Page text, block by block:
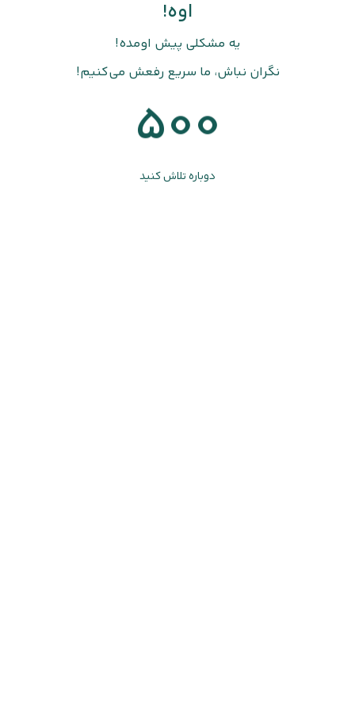
اوه!
یه مشکلی پیش اومده!
نگران نباش، ما سریع رفعش می‌کنیم!
500
دوباره تلاش کنید